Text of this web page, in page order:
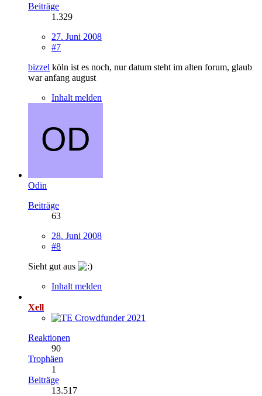
Beiträge
1.329
27. Juni 2008
#7
bizzel köln ist es noch, nur datum steht im alten forum, glaub
war anfang august
Inhalt melden
Odin
Beiträge
63
28. Juni 2008
#8
Sieht gut aus
Inhalt melden
Xell
Reaktionen
90
Trophäen
1
Beiträge
13.517